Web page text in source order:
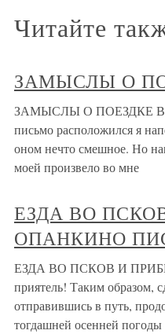
Читайте
ЗАМЫСЛЫ О
ЗАМЫСЛЫ О ПОЕЗДКЕ В
письмо расположился я
оном нечто смешное. Но
моей произвело во мне
ЕЗДА ВО
ОПАНКИНО
ЕЗДА ВО ПСКОВ И
приятель! Таким образом,
отправившись в путь,
тогдашней осенней